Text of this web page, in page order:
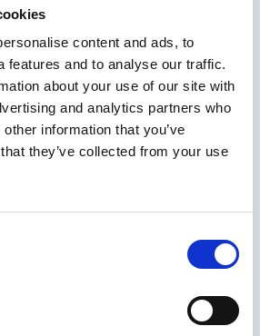
content and ads, to
features and to analyse our traffic.
about your use of our site with
and analytics partners who
information that you’ve
they’ve collected from your use
entistä vahvemmin
sekä liiketoiminnan
ja rannikkoalueilla.
alueen